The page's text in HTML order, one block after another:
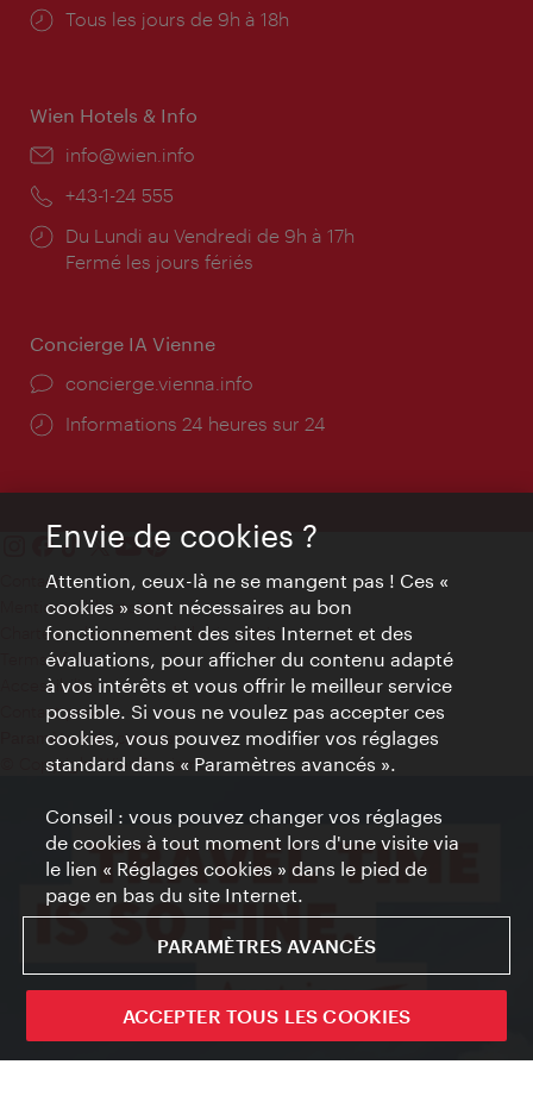
Horaires
Tous les jours de 9h à 18h
Wien Hotels & Info
E-
info@wien.info
Téléphone:
+43-1-24 555
Horaires
d'ouverture:
Du Lundi au Vendredi de 9h à 17h
Fermé les jours fériés
Concierge IA Vienne
Ort:
concierge.vienna.info
Öffnungszeiten:
Informations 24 heures sur 24
Contact
Mentions obligatoires
Charte sur le respect de la vie privée
Terms of Use
Accessibilité
Contact presse
Paramètres de cookies
© Copyright WienTourismus
Envie de cookies ?
Attention, ceux-là ne se mangent pas ! Ces «
cookies » sont nécessaires au bon
fonctionnement des sites Internet et des
évaluations, pour afficher du contenu adapté
à vos intérêts et vous offrir le meilleur service
possible. Si vous ne voulez pas accepter ces
cookies, vous pouvez modifier vos réglages
standard dans « Paramètres avancés ».
Conseil : vous pouvez changer vos réglages
de cookies à tout moment lors d'une visite via
le lien « Réglages cookies » dans le pied de
page en bas du site Internet.
PARAMÈTRES AVANCÉS
ACCEPTER TOUS LES COOKIES